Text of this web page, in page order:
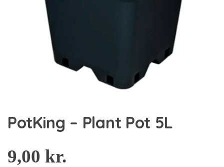
PotKing – Plant Pot 5L
9,00 kr.